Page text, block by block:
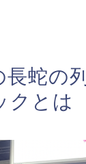
長蛇の
クとは